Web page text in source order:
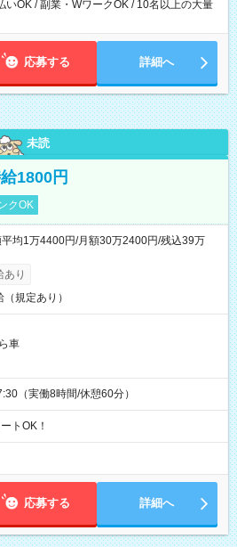
いOK / 副業・WワークOK / 10名以上の大量
応募する 詳細へ
未読
1800円
クOK
均1万4400円/月額30万2400円/残込39万
あり
規定あり）
車
（実働8時間/休憩60分）
トOK！
応募する 詳細へ